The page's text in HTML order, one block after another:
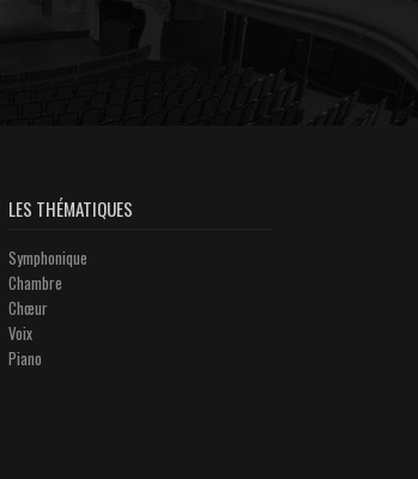
LES THÉMATIQUES
Symphonique
Chambre
Chœur
Voix
Piano